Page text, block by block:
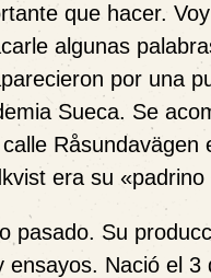
que hacer.
algunas
por una
Sueca. Se
Råsundavägen
era su «padrino
pasado. Su
Nació el 3